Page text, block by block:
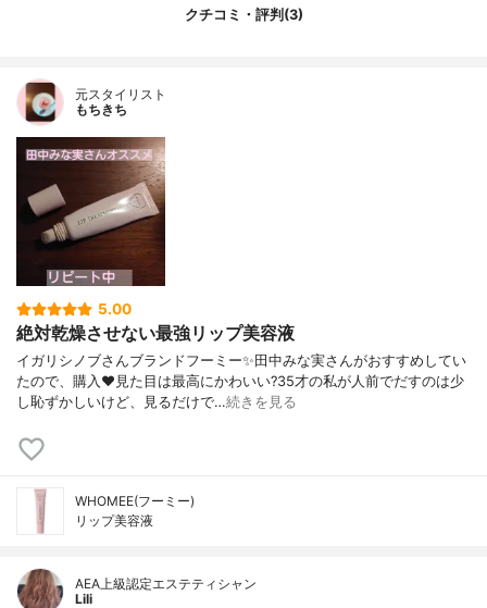
スコルビル、アンズ核油、アボカド油、カ
クチコミ・評判(3)
元スタイリスト
もちきち
5.00
絶対乾燥させない最強リップ美容液
イガリシノブさんブランドフーミー✨田中みな実さんがおすすめしてい
たので、購入♥️見た目は最高にかわいい?35才の私が人前でだすのは少
し恥ずかしいけど、見るだけで…続きを見る
WHOMEE(フーミー)
リップ美容液
AEA上級認定エステティシャン
Lili